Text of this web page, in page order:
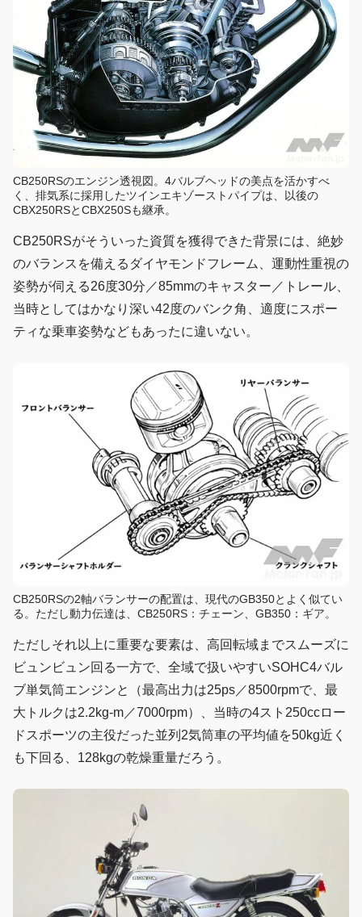
CB250RSのエンジン透視図。4バルブヘッドの美点を活かすべ
く、排気系に採用したツインエキゾーストパイプは、以後の
CBX250RSとCBX250Sも継承。
CB250RSがそういった資質を獲得できた背景には、絶妙
のバランスを備えるダイヤモンドフレーム、運動性重視の
姿勢が伺える26度30分／85mmのキャスター／トレール、
当時としてはかなり深い42度のバンク角、適度にスポー
ティな乗車姿勢などもあったに違いない。
CB250RSの2軸バランサーの配置は、現代のGB350とよく似てい
る。ただし動力伝達は、CB250RS：チェーン、GB350：ギア。
ただしそれ以上に重要な要素は、高回転域までスムーズに
ビュンビュン回る一方で、全域で扱いやすいSOHC4バル
ブ単気筒エンジンと（最高出力は25ps／8500rpmで、最
大トルクは2.2kg-m／7000rpm）、当時の4スト250ccロー
ドスポーツの主役だった並列2気筒車の平均値を50kg近く
も下回る、128kgの乾燥重量だろう。